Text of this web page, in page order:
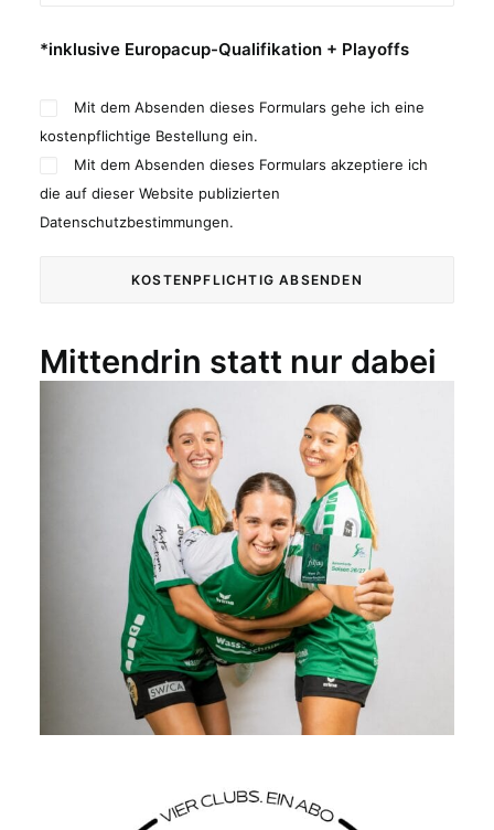
*inklusive Europacup-Qualifikation + Playoffs
Mit dem Absenden dieses Formulars gehe ich eine
kostenpflichtige Bestellung ein.
Mit dem Absenden dieses Formulars akzeptiere ich
die auf dieser Website publizierten
Datenschutzbestimmungen.
Mittendrin statt nur dabei